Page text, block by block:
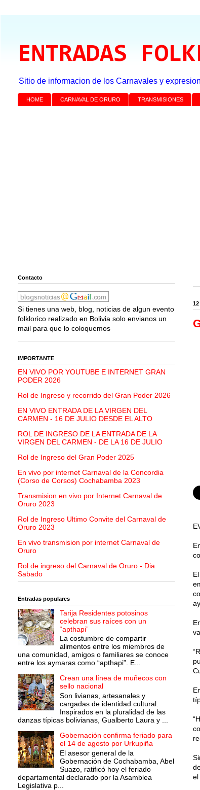
ENTRADAS
Sitio de informacion de los Carnavales y
HOME CARNAVAL DE ORURO TRANSMISIONES
el
Contacto
Si tienes una web, blog, noticias de algun evento
folklorico realizado en Bolivia solo envianos un
mail para que lo coloquemos
IMPORTANTE
EN VIVO POR YOUTUBE E INTERNET GRAN
PODER 2026
Rol de Ingreso y recorrido del Gran Poder 2026
EN VIVO ENTRADA DE LA VIRGEN DEL
CARMEN - 16 DE JULIO DESDE EL ALTO
ROL DE INGRESO DE LA ENTRADA DE LA
VIRGEN DEL CARMEN - DE LA 16 DE JULIO
Rol de Ingreso del Gran Poder 2025
En vivo por internet Carnaval de la Concordia
(Corso de Corsos) Cochabamba 2023
Transmision en vivo por Internet Carnaval de
Oruro 2023
Rol de Ingreso Ultimo Convite del Carnaval de
Oruro 2023
En vivo transmision por internet Carnaval de
Oruro
Rol de ingreso del Carnaval de Oruro - Dia
Sabado
Entradas populares
Tarija Residentes potosinos
celebran sus raíces con un
“apthapi”
La costumbre de compartir
alimentos entre los miembros de
una comunidad, amigos o familiares se conoce
entre los aymaras como “apthapi”. E...
Crean una línea de muñecos con
sello nacional
Son livianas, artesanales y
cargadas de identidad cultural.
Inspirados en la pluralidad de las
danzas típicas bolivianas, Gualberto Laura y ...
Gobernación confirma feriado para
el 14 de agosto por Urkupiña
El asesor general de la
Gobernación de Cochabamba, Abel
Suazo, ratificó hoy el feriado
departamental declarado por la Asamblea
Legislativa p...